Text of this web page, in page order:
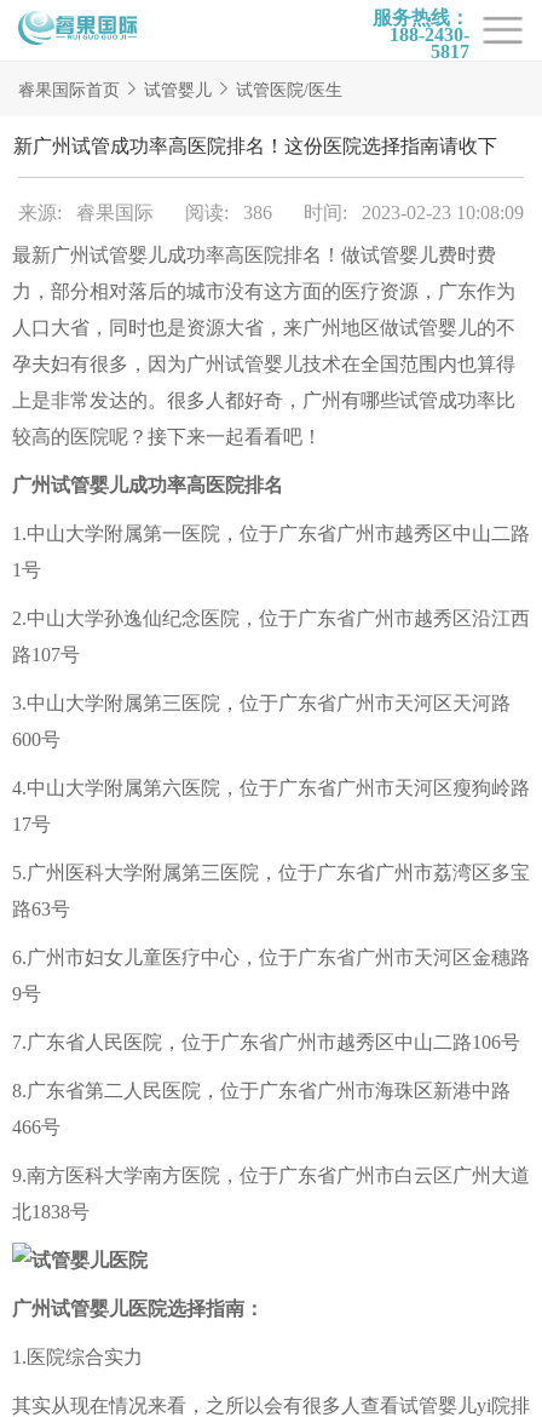
服务热线：
188-2430-
5817
首页
试管项目
试管百科
试管医院
睿果国际
睿果国际首页 试管婴儿 试管医院/医生
新广州试管成功率高医院排名！这份医院选择指南请收下
来源: 睿果国际 阅读: 386 时间: 2023-02-23 10:08:09
最新广州试管婴儿成功率高医院排名！做试管婴儿费时费
力，部分相对落后的城市没有这方面的医疗资源，广东作为
人口大省，同时也是资源大省，来广州地区做试管婴儿的不
孕夫妇有很多，因为广州试管婴儿技术在全国范围内也算得
上是非常发达的。很多人都好奇，广州有哪些试管成功率比
较高的医院呢？接下来一起看看吧！
广州试管婴儿成功率高医院排名
1.中山大学附属第一医院，位于广东省广州市越秀区中山二路
1号
2.中山大学孙逸仙纪念医院，位于广东省广州市越秀区沿江西
路107号
3.中山大学附属第三医院，位于广东省广州市天河区天河路
600号
4.中山大学附属第六医院，位于广东省广州市天河区瘦狗岭路
17号
5.广州医科大学附属第三医院，位于广东省广州市荔湾区多宝
路63号
6.广州市妇女儿童医疗中心，位于广东省广州市天河区金穗路
9号
7.广东省人民医院，位于广东省广州市越秀区中山二路106号
8.广东省第二人民医院，位于广东省广州市海珠区新港中路
466号
9.南方医科大学南方医院，位于广东省广州市白云区广州大道
北1838号
广州试管婴儿医院选择指南：
1.医院综合实力
其实从现在情况来看，之所以会有很多人查看试管婴儿yi院排